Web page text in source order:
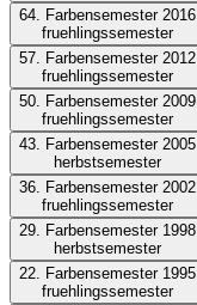
64. Farbensemester 2016
fruehlingssemester
57. Farbensemester 2012
fruehlingssemester
50. Farbensemester 2009
fruehlingssemester
43. Farbensemester 2005
herbstsemester
36. Farbensemester 2002
fruehlingssemester
29. Farbensemester 1998
herbstsemester
22. Farbensemester 1995
fruehlingssemester